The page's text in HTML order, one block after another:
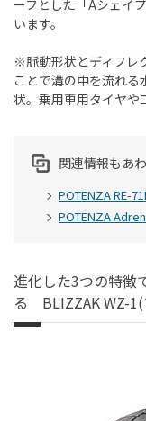
ーフとした「Aシェイ
います。
※脈動形状とディフレ
ことで溝の中を流れ
状。乗用車用タイヤや
関連情報もあ
POTENZA RE-
POTENZA
進化した3つの特徴
る BLIZZAK WZ-1(